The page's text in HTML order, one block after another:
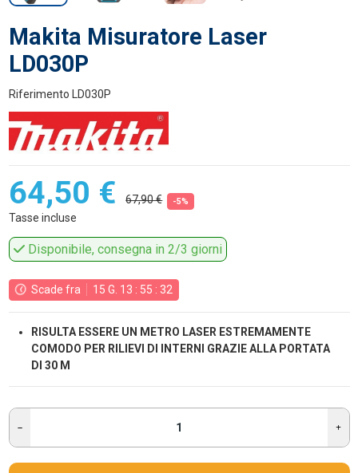
Makita Misuratore Laser
LD030P
Riferimento LD030P
64,50 € 67,90 € -5%
Tasse incluse
Disponibile, consegna in 2/3 giorni
Scade fra 15 G. 13 : 55 : 31
RISULTA ESSERE UN METRO LASER ESTREMAMENTE
COMODO PER RILIEVI DI INTERNI GRAZIE ALLA PORTATA
DI 30 M